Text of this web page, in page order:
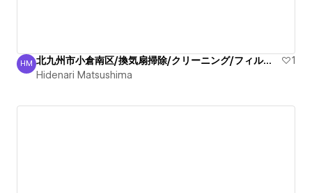
Hidenari Matsushima
HM 北九州市小倉南区/換気扇掃除/クリーニング/フィルター丁寧
1
Hidenari Matsushima